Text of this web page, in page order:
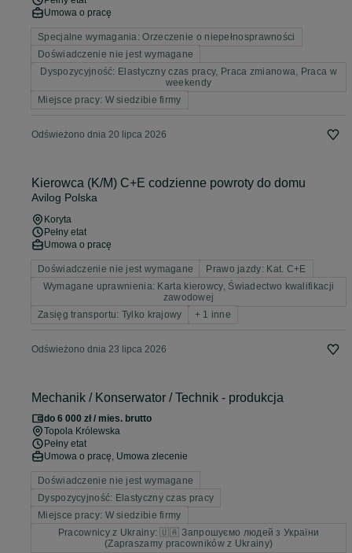
Umowa o pracę
Specjalne wymagania: Orzeczenie o niepełnosprawności
Doświadczenie nie jest wymagane
Dyspozycyjność: Elastyczny czas pracy, Praca zmianowa, Praca w
weekendy
Miejsce pracy: W siedzibie firmy
Odświeżono dnia 20 lipca 2026
Kierowca (K/M) C+E codzienne powroty do domu
Avilog Polska
Koryta
Pełny etat
Umowa o pracę
Doświadczenie nie jest wymagane
Prawo jazdy: Kat. C+E
Wymagane uprawnienia: Karta kierowcy, Świadectwo kwalifikacji
zawodowej
Zasięg transportu: Tylko krajowy
+ 1 inne
Odświeżono dnia 23 lipca 2026
Mechanik / Konserwator / Technik - produkcja
do 6 000 zł / mies. brutto
Topola Królewska
Pełny etat
Umowa o pracę, Umowa zlecenie
Doświadczenie nie jest wymagane
Dyspozycyjność: Elastyczny czas pracy
Miejsce pracy: W siedzibie firmy
Pracownicy z Ukrainy: 🇺🇦 Запрошуємо людей з України
(Zapraszamy pracowników z Ukrainy)